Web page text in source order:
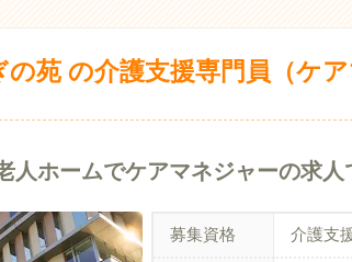
苑 の介護支援専門員（ケ
人ホームでケアマネジャーの求
募集資格 介護支